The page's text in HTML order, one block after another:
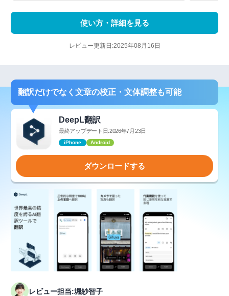
使い方・詳細を見る
レビュー更新日:2025年08月16日
翻訳だけでなく文章の校正・文体調整も可能
DeepL翻訳
最終アップデート日:2026年7月23日
iPhone Android
ダウンロードする
レビュー担当:堀紗智子